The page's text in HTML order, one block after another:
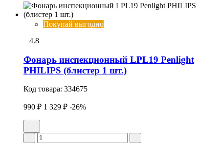
Покупай выгодно
4.8
Фонарь инспекционный LPL19 Penlight
PHILIPS (блистер 1 шт.)
Код товара: 334675
990 ₽ 1 329 ₽ -26%